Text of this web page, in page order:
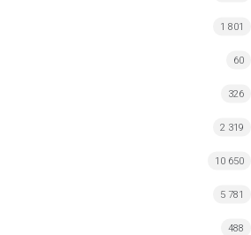
1 801
60
326
2 319
10 650
5 781
488